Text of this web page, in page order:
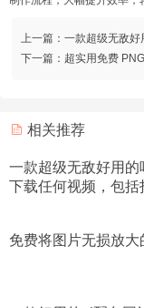
上一篇： 一款超级无敌好
下一篇： 超实用免费
相关推荐
一款超级无敌好用的
下载任何视频，包括
免费将图片无损放